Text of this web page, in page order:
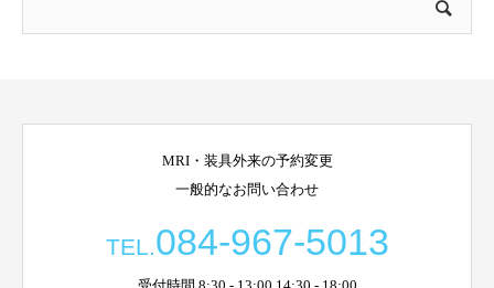
MRI・装具外来の予約変更
一般的なお問い合わせ
TEL.084-967-5013